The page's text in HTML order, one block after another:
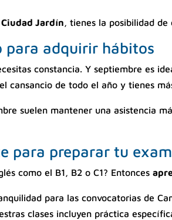
Ciudad Jardín, tienes la posibilidad
para adquirir hábitos
constancia. Y septiembre es
cansancio de todo el año y tienes
suelen mantener una asistencia
para preparar tu
como el B1, B2 o C1? Entonces
para las convocatorias de
clases incluyen práctica